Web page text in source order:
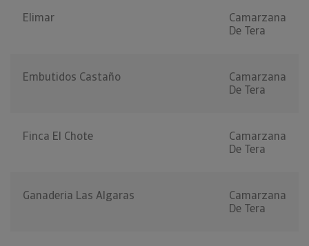
Elimar
Camarzana
De Tera
Embutidos Castaño
Camarzana
De Tera
Finca El Chote
Camarzana
De Tera
Ganaderia Las Algaras
Camarzana
De Tera